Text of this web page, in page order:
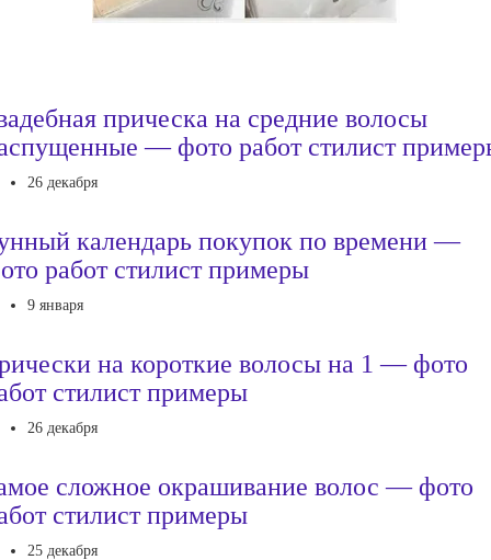
прическа на средние волосы
— фото работ стилист
26 декабря
календарь покупок по времени —
работ стилист примеры
9 января
на короткие волосы на 1 — фото
стилист примеры
26 декабря
сложное окрашивание волос — фото
стилист примеры
25 декабря